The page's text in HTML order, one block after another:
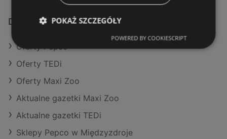
Dodatkowe łącza
Oferty Pepco
Oferty TEDi
Oferty Maxi Zoo
Aktualne gazetki Maxi Zoo
Aktualne gazetki TEDi
Sklepy Pepco w Międzyzdroje
POKAŻ SZCZEGÓŁY
POWERED BY COOKIESCRIPT